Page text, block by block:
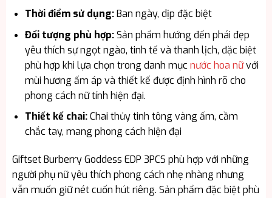
Thời điểm sử dụng:Ban ngày, dịp đặc biệt
Đối tượng phù hợp:Sản phẩm hướng đến phái đẹp
yêu thích sự ngọt ngào, tinh tế và thanh lịch, đặc biệt
phù hợp khi lựa chọn trong danh mụcnước hoa nữvới
mùi hương ấm áp và thiết kế được định hình rõ cho
phong cách nữ tính hiện đại.
Thiết kế chai:Chai thủy tinh tông vàng ấm, cầm
chắc tay, mang phong cách hiện đại
Giftset Burberry Goddess EDP 3PCS phù hợp với những
người phụ nữ yêu thích phong cách nhẹ nhàng nhưng
vẫn muốn giữ nét cuốn hút riêng. Sản phẩm đặc biệt phù